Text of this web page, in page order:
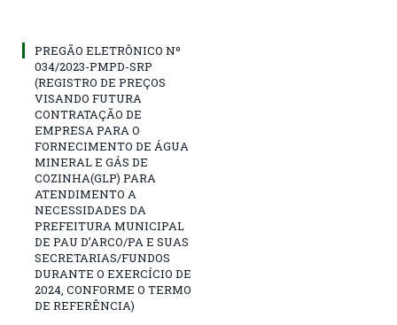
PREGÃO ELETRÔNICO Nº
034/2023-PMPD-SRP
(REGISTRO DE PREÇOS
VISANDO FUTURA
CONTRATAÇÃO DE
EMPRESA PARA O
FORNECIMENTO DE ÁGUA
MINERAL E GÁS DE
COZINHA(GLP) PARA
ATENDIMENTO A
NECESSIDADES DA
PREFEITURA MUNICIPAL
DE PAU D’ARCO/PA E SUAS
SECRETARIAS/FUNDOS
DURANTE O EXERCÍCIO DE
2024, CONFORME O TERMO
DE REFERÊNCIA)